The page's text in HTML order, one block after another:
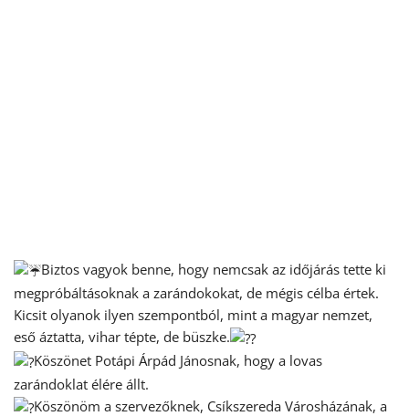
Biztos vagyok benne, hogy nemcsak az időjárás tette ki
megpróbáltásoknak a zarándokokat, de mégis célba értek.
Kicsit olyanok ilyen szempontból, mint a magyar nemzet,
eső áztatta, vihar tépte, de büszke.
Köszönet Potápi Árpád Jánosnak, hogy a lovas
zarándoklat élére állt.
Köszönöm a szervezőknek, Csíkszereda Városházának, a